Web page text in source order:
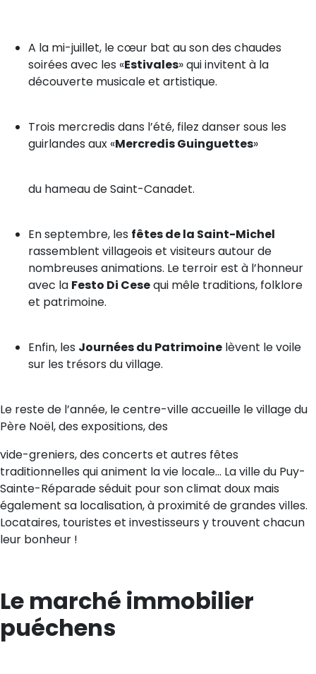
A la mi-juillet, le cœur bat au son des chaudes
soirées avec les «Estivales» qui invitent à la
découverte musicale et artistique.
Trois mercredis dans l’été, filez danser sous les
guirlandes aux «Mercredis Guinguettes»
du hameau de Saint-Canadet.
En septembre, les fêtes de la Saint-Michel
rassemblent villageois et visiteurs autour de
nombreuses animations. Le terroir est à l’honneur
avec la Festo Di Cesequi mêle traditions, folklore
et patrimoine.
Enfin, les Journées du Patrimoine lèvent le voile
sur les trésors du village.
Le reste de l’année, le centre-ville accueille le village du
Père Noël, des expositions, des
vide-greniers, des concerts et autres fêtes
traditionnelles qui animent la vie locale... La ville du Puy-
Sainte-Réparade séduit pour son climat doux mais
également sa localisation, à proximité de grandes villes.
Locataires, touristes et investisseurs y trouvent chacun
leur bonheur !
Le marché immobilier
puéchens